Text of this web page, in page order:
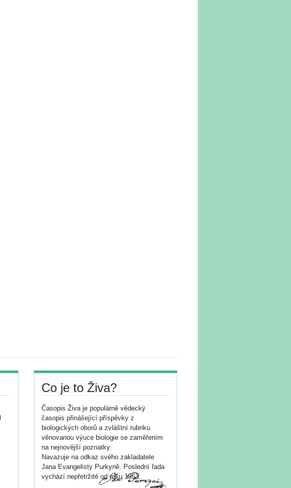
Co je to Živa?
Časopis Živa je populárně vědecký
časopis přinášející příspěvky z
biologických oborů a zvláštní rubriku
věnovanou výuce biologie se zaměřením
na nejnovější poznatky.
Navazuje na odkaz svého zakladatele
Jana Evangelisty Purkyně. Poslední řada
vychází nepřetržitě od roku 1953.